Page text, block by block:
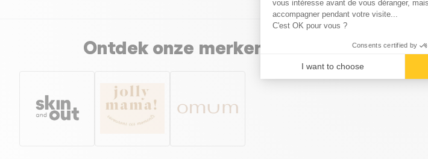
Ontdek onze merken in de categorie
vous intéresse avant de vous déranger,
accompagner pendant votre visite...
C'est OK pour vous ?
Consents certified by
I want to choose
Axeptio